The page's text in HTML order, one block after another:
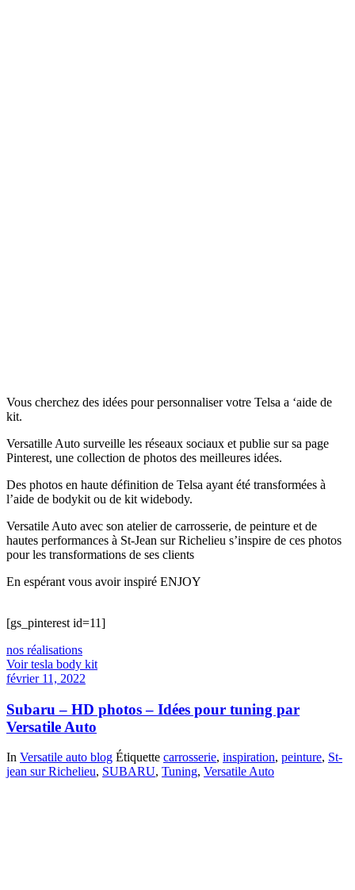
Vous cherchez des idées pour personnaliser votre Telsa a ‘aide de
kit.
Versatille Auto surveille les réseaux sociaux et publie sur sa page
Pinterest, une collection de photos des meilleures idées.
Des photos en haute définition de Telsa ayant été transformées à
l’aide de bodykit ou de kit widebody.
Versatile Auto avec son atelier de carrosserie, de peinture et de
hautes performances à St-Jean sur Richelieu s’inspire de ces photos
pour les transformations de ses clients
En espérant vous avoir inspiré ENJOY
[gs_pinterest id=11]
nos réalisations
Voir tesla body kit
février 11, 2022
Subaru – HD photos – Idées pour tuning par
Versatile Auto
In Versatile auto blog Étiquette carrosserie, inspiration, peinture, St-
jean sur Richelieu, SUBARU, Tuning, Versatile Auto